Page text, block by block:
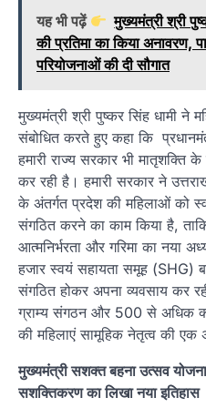
यह भी पढ़ें
मुख्यमंत्री श्री
की प्रतिमा का किया अनावरण,
परियोजनाओं की दी सौगात
मुख्यमंत्री श्री पुष्कर सिंह धामी ने
संबोधित करते हुए कहा कि
हमारी राज्य सरकार भी मातृशक्ति
कर रही है। हमारी सरकार ने
के अंतर्गत प्रदेश की महिलाओं को
संगठित करने का काम किया है,
आत्मनिर्भरता और गरिमा का
हजार स्वयं सहायता समूह (SHG)
संगठित होकर अपना व्यवसाय कर
ग्राम्य संगठन और 500 से अधिक
की महिलाएं सामूहिक नेतृत्व की एक
मुख्यमंत्री सशक्त बहना उत्सव
सशक्तिकरण का लिखा नया इतिहास